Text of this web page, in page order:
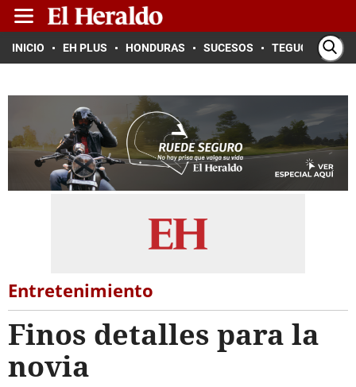
INICIO EH PLUS HONDURAS SUCESOS TEGUCIGALPA
Entretenimiento
Finos detalles para la
novia